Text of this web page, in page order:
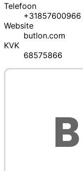
Telefoon
+31857600966
Website
butlon.com
KVK
68575866